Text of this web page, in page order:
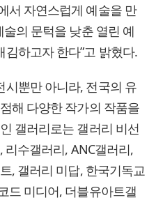
서 자연스럽게 예술을 만
술의 문턱을 낮춘 열린 예
하고자 한다”고 밝혔다.
뿐만 아니라, 전국의 유
해 다양한 작가의 작품을
갤러리로는 갤러리 비선
수갤러리, ANC갤러리,
, 갤러리 미답, 한국기독교
드 미디어, 더블유아트갤